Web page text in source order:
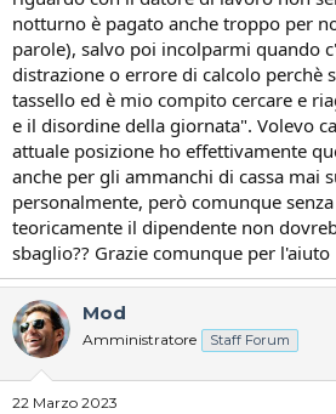
reception di livello 5.
Per poterti dare una risposta più precisa,
contratto di lavoro e il CCNL del settore
ci sono disposizioni specifiche.
Inoltre, potresti consultare i tuoi
rappresentante sindacale (ma con molta
aziendale, piuttosto piccola, potrebbe non
maggiori informazioni sulle opportunità di
posizione attuale.
Se dopo aver esaminato il tuo contratto e
alberghiero, ritieni che il tuo lavoro non
posizione di 5° livello, potresti discutere
possibilità di un aumento di livello o di un
lavoro aggiuntivo. In questo caso, dovresti
tua esperienza e della tua responsabilità
tuo datore di lavoro per dimostrare la tua
notturno è pagato anche troppo per
parole), salvo poi incolparmi quando
distrazione o errore di calcolo perchè
tassello ed è mio compito cercare e
e il disordine della giornata". Volevo
attuale posizione ho effettivamente
anche per gli ammanchi di cassa mai
personalmente, però comunque
teoricamente il dipendente non
sbaglio?? Grazie comunque per l'aiuto
Mod
Amministratore Staff Forum
22 Marzo 2023